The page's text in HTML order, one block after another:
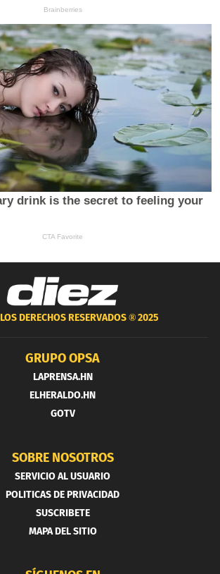
DERECHOS RESERVADOS ®2025
GRUPO OPSA
LAPRENSA.HN
ELHERALDO.HN
GOTV
SOBRE NOSOTROS
SERVICIO AL USUARIO
POLITICAS DE PRIVACIDAD
SUSCRIBETE
MAPA DEL SITIO